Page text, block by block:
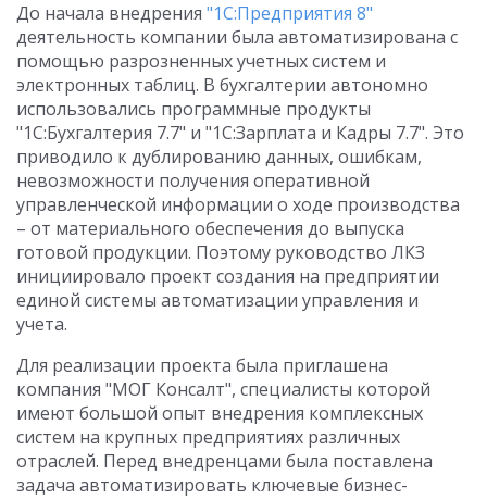
До начала внедрения "1С:Предприятия 8"
деятельность компании была автоматизирована с
помощью разрозненных учетных систем и
электронных таблиц. В бухгалтерии автономно
использовались программные продукты
"1С:Бухгалтерия 7.7" и "1С:Зарплата и Кадры 7.7". Это
приводило к дублированию данных, ошибкам,
невозможности получения оперативной
управленческой информации о ходе производства
– от материального обеспечения до выпуска
готовой продукции. Поэтому руководство ЛКЗ
инициировало проект создания на предприятии
единой системы автоматизации управления и
учета.
Для реализации проекта была приглашена
компания "МОГ Консалт", специалисты которой
имеют большой опыт внедрения комплексных
систем на крупных предприятиях различных
отраслей. Перед внедренцами была поставлена
задача автоматизировать ключевые бизнес-